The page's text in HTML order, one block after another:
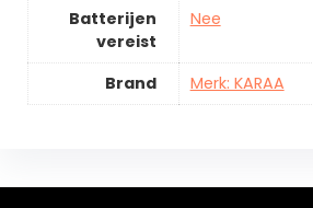
Batterijen
vereist
Nee
Brand Merk: KARAA